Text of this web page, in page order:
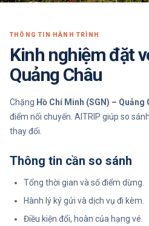
THÔNG TIN HÀNH TRÌNH
Kinh nghiệm đặt
Quảng Châu
Chặng Hồ Chí Minh (SGN) – Quảng
điểm nối chuyến. AITRIP giúp so
thay đổi.
Thông tin cần so sánh
Tổng thời gian và số điểm dừng.
Hành lý ký gửi và dịch vụ đi kèm.
Điều kiện đổi, hoàn của hạng vé.